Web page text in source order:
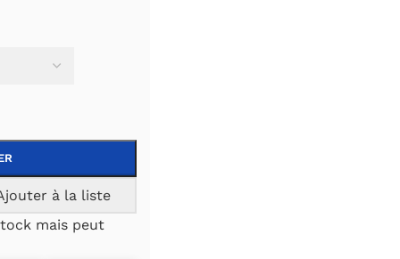
à la liste
mais peut